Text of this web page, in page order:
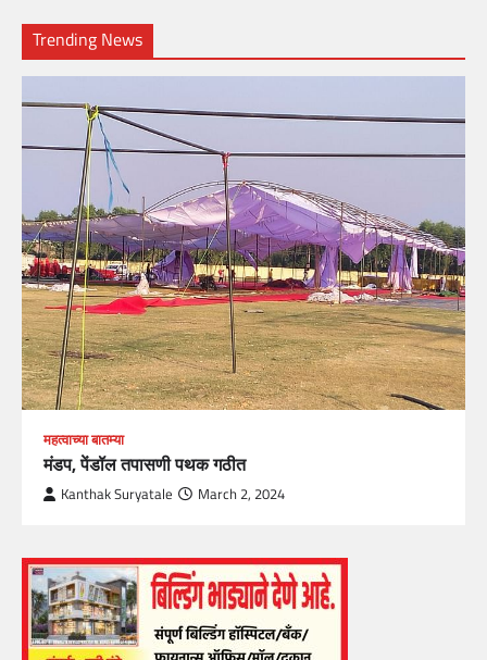
Trending News
महत्वाच्या बातम्या
मंडप, पेंडॉल तपासणी पथक गठीत
Kanthak Suryatale March 2, 2024